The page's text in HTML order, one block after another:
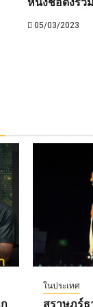
05/03/2023
ในประเทศ
สุราษฎร์